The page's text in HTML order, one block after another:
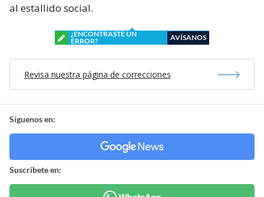
al estallido social.
¿ENCONTRASTE UN
ERROR?
AVÍSANOS
Revisa nuestra página de correcciones
Síguenos en:
Suscríbete en: